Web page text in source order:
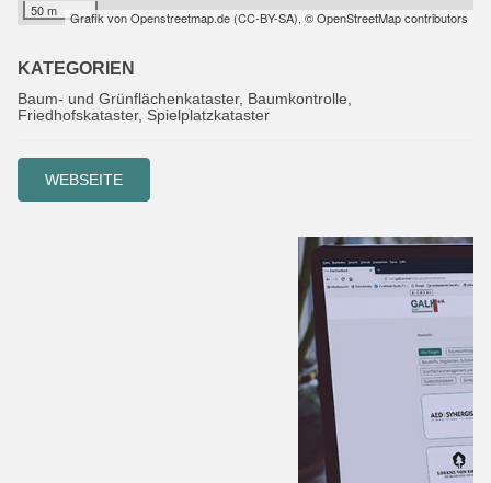
50 m Grafik vonOpenstreetmap.de (CC-BY-SA), © OpenStreetMap contributors
KATEGORIEN
Baum- und Grünflächenkataster, Baumkontrolle,
Friedhofskataster, Spielplatzkataster
WEBSEITE